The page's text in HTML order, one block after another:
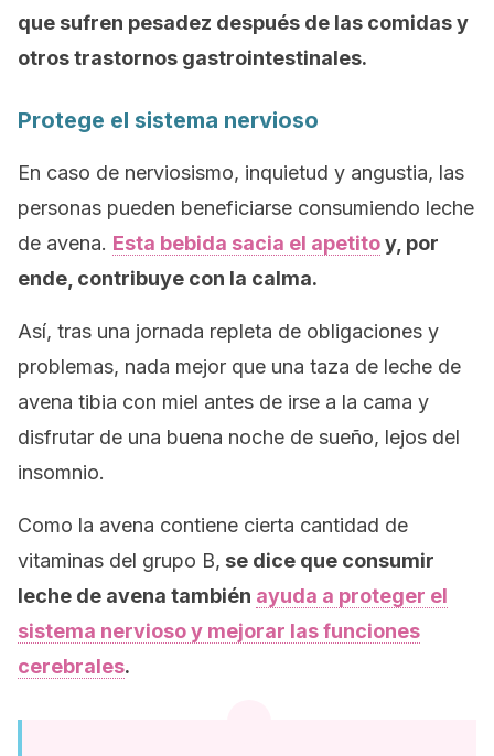
que sufren pesadez después de las comidas y
otros trastornos gastrointestinales.
Protege el sistema nervioso
En caso de nerviosismo, inquietud y angustia, las
personas pueden beneficiarse consumiendo leche
de avena. Esta bebida sacia el apetitoy, por
ende, contribuye con la calma.
Así, tras una jornada repleta de obligaciones y
problemas, nada mejor que una taza de leche de
avena tibia con miel antes de irse a la cama y
disfrutar de una buena noche de sueño, lejos del
insomnio.
Como la avena contiene cierta cantidad de
vitaminas del grupo B, se dice que consumir
leche de avena también ayuda a proteger el
sistema nervioso y mejorar las funciones
cerebrales.